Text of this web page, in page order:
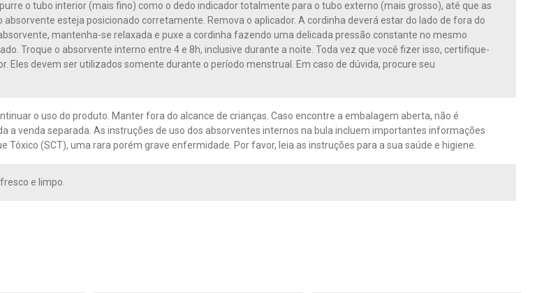
o tubo interior (mais fino) como o dedo indicador totalmente para o tubo externo (mais grosso), até que as
esteja posicionado corretamente. Remova o aplicador. A cordinha deverá estar do lado de fora do
mantenha-se relaxada e puxe a cordinha fazendo uma delicada pressão constante no mesmo
Troque o absorvente interno entre 4 e 8h, inclusive durante a noite. Toda vez que você fizer isso, certifique-
Eles devem ser utilizados somente durante o período menstrual. Em caso de dúvida, procure seu
o uso do produto. Manter fora do alcance de crianças. Caso encontre a embalagem aberta, não é
a venda separada. As instruções de uso dos absorventes internos na bula incluem importantes informações
Tóxico (SCT), uma rara porém grave enfermidade. Por favor, leia as instruções para a sua saúde e higiene.
e limpo.